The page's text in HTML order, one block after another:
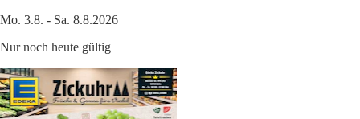
Mo. 3.8. - Sa. 8.8.2026
Nur noch heute gültig